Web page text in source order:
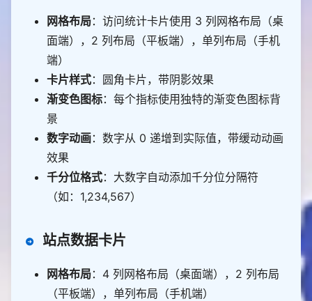
网格布局：访问统计卡片使用 3 列网格布局（桌
面端），2 列布局（平板端），单列布局（手机
端）
卡片样式：圆角卡片，带阴影效果
渐变色图标：每个指标使用独特的渐变色图标背
景
数字动画：数字从 0 递增到实际值，带缓动动画
效果
千分位格式：大数字自动添加千分位分隔符
（如：1,234,567）
站点数据卡片
网格布局：4 列网格布局（桌面端），2 列布局
（平板端），单列布局（手机端）